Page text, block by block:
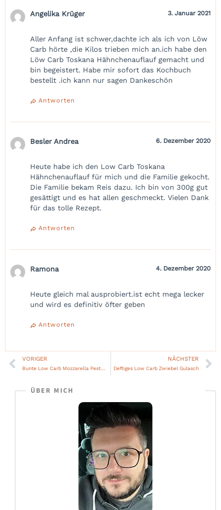
Angelika Krüger 3. Januar 2021
Aller Anfang ist schwer,dachte ich als ich von Löw
Carb hörte ,die Kilos trieben mich an.ich habe den
Löw Carb Toskana Hähnchenauflauf gemacht und
bin begeistert. Habe mir sofort das Kochbuch
bestellt .ich kann nur sagen Dankeschön
Antworten
Besler Andrea 6. Dezember 2020
Heute habe ich den Low Carb Toskana
Hähnchenauflauf für mich und die Familie gekocht.
Die Familie bekam Reis dazu. Ich bin von 300g gut
gesättigt und es hat allen geschmeckt. Vielen Dank
für das tolle Rezept.
Antworten
Ramona 4. Dezember 2020
Heute gleich mal ausprobiert.ist echt mega lecker
und wird es definitiv öfter geben
Antworten
Zurück
VORIGER
Bunte Low Carb Mozzarella Pesto Hähnchen-Röllchen
NÄCHSTER
Deftiges Low Carb Zwiebel Gulasch
ÜBER MICH